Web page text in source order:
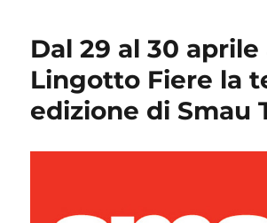
Dal 29 al 30 aprile
Lingotto Fiere la
edizione di Smau